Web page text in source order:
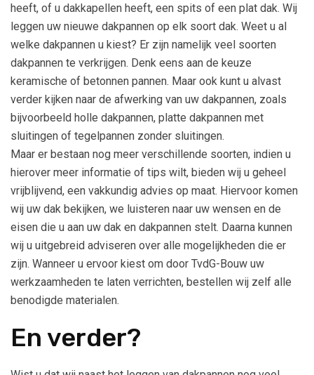
heeft, of u dakkapellen heeft, een spits of een plat dak. Wij
leggen uw nieuwe dakpannen op elk soort dak. Weet u al
welke dakpannen u kiest? Er zijn namelijk veel soorten
dakpannen te verkrijgen. Denk eens aan de keuze
keramische of betonnen pannen. Maar ook kunt u alvast
verder kijken naar de afwerking van uw dakpannen, zoals
bijvoorbeeld holle dakpannen, platte dakpannen met
sluitingen of tegelpannen zonder sluitingen.
Maar er bestaan nog meer verschillende soorten, indien u
hierover meer informatie of tips wilt, bieden wij u geheel
vrijblijvend, een vakkundig advies op maat. Hiervoor komen
wij uw dak bekijken, we luisteren naar uw wensen en de
eisen die u aan uw dak en dakpannen stelt. Daarna kunnen
wij u uitgebreid adviseren over alle mogelijkheden die er
zijn. Wanneer u ervoor kiest om door TvdG-Bouw uw
werkzaamheden te laten verrichten, bestellen wij zelf alle
benodigde materialen.
En verder?